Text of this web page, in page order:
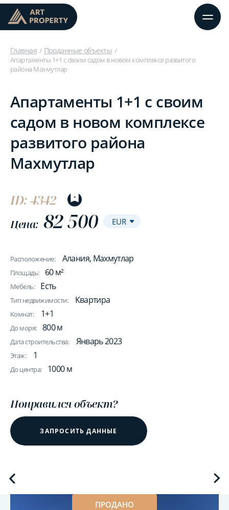
Главная Проданные объекты
Апартаменты 1+1 с своим садом в новом комплексе развитого
района Махмутлар
Апартаменты 1+1 с своим
садом в новом комплексе
развитого района
Махмутлар
ID: 4342
Цена: 82 500
Расположение: Алания, Махмутлар
Площадь: 60 м²
Мебель: Есть
Тип недвижимости: Квартира
Комнат: 1+1
До моря: 800 м
Дата строительства: Январь 2023
Этаж: 1
До центра: 1000 м
Понравился объект?
ЗАПРОСИТЬ ДАННЫЕ
ПРОДАНО